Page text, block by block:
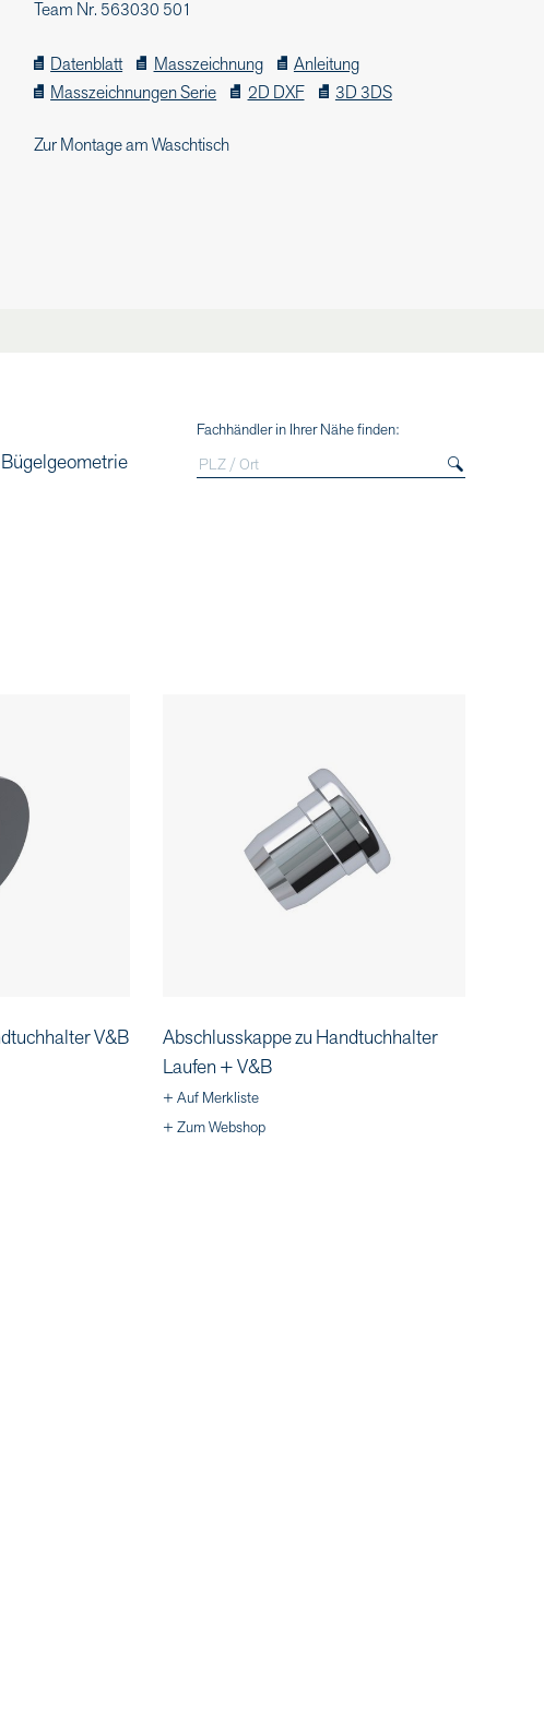
Team Nr. 563030 501
Datenblatt Masszeichnung
Anleitung
Masszeichnungen Serie
2D DXF 3D 3DS
Zur Montage am Waschtisch
Fachhändler in Ihrer Nähe finden:
V&B
Abschlusskappe zu Handtuchhalter
Laufen + V&B
+ Auf Merkliste
+ Zum Webshop